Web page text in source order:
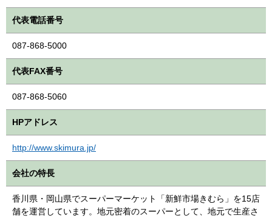
代表電話番号
087-868-5000
代表FAX番号
087-868-5060
HPアドレス
http://www.skimura.jp/
会社の特長
香川県・岡山県でスーパーマーケット「新鮮市場きむら」を15店
舗を運営しています。地元密着のスーパーとして、地元で生産さ